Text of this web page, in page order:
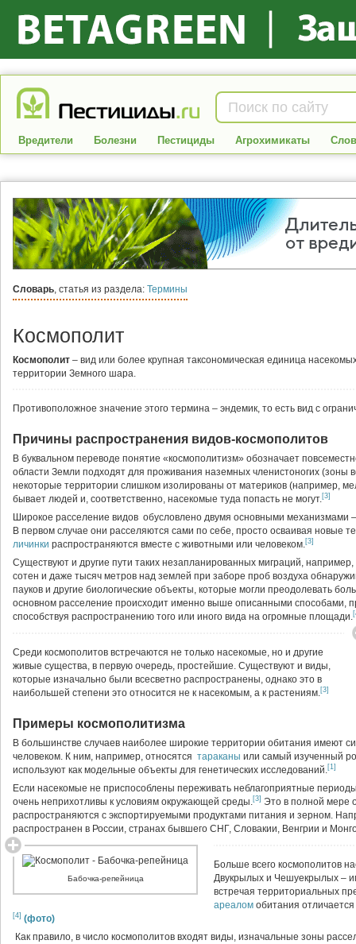
Вредители Болезни Пестициды Агрохимикаты
Словарь, статья из раздела: Термины
Космополит
Космополит – вид или более крупная таксономическая единица
территории Земного шара.
Противоположное значение этого термина – эндемик, то есть вид с
Причины распространения видов-космополитов
В буквальном переводе понятие «космополитизм» обозначает
области Земли подходят для проживания наземных членистоногих (зоны
некоторые территории слишком изолированы от материков (например,
бывает людей и, соответственно, насекомые туда попасть не могут.[3]
Широкое расселение видов обусловлено двумя основными механизмами –
В первом случае они расселяются сами по себе, просто осваивая новые
личинки распространяются вместе с животными или человеком.[3]
Существуют и другие пути таких незапланированных миграций, например,
сотен и даже тысяч метров над землей при заборе проб воздуха
пауков и другие биологические объекты, которые могли преодолевать
основном расселение происходит именно выше описанными способами,
способствуя распространению того или иного вида на огромные площади.
Среди космополитов встречаются не только насекомые, но и другие
живые существа, в первую очередь, простейшие. Существуют и виды,
которые изначально были всесветно распространены, однако это в
наибольшей степени это относится не к насекомым, а к растениям.[3]
Примеры космополитизма
В большинстве случаев наиболее широкие территории обитания имеют
человеком. К ним, например, относятся тараканы или самый изученный
используют как модельные объекты для генетических исследований.[1]
Если насекомые не приспособлены переживать неблагоприятные
очень неприхотливы к условиям окружающей среды.[3] Это в полной мере
распространяются с экспортируемыми продуктами питания и зерном.
распространен в России, странах бывшего СНГ, Словакии, Венгрии и
Бабочка-репейница
Больше всего космополитов
Двукрылых и Чешуекрылых –
встречая территориальных
ареалом обитания
[4] (фото)
Как правило, в число космополитов входят виды, изначальные зоны